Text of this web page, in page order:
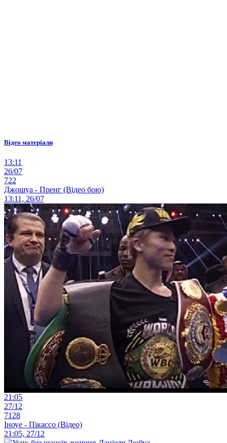
Відео матеріали
13:11
26/07
722
Джошуа - Пренг (Відео бою)
13:11, 26/07
21:05
27/12
7128
Іноуе - Пікассо (Відео)
21:05, 27/12